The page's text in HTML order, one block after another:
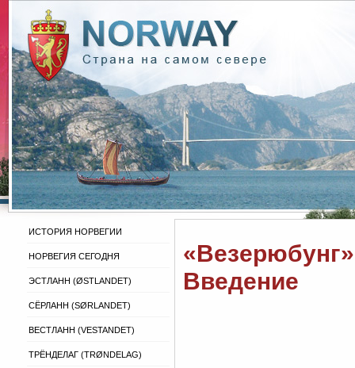
ИСТОРИЯ НОРВЕГИИ
НОРВЕГИЯ СЕГОДНЯ
ЭСТЛАНН (ØSTLANDET)
СЁРЛАНН (SØRLANDET)
ВЕСТЛАНН (VESTANDET)
ТРЁНДЕЛАГ (TRØNDELAG)
Введение